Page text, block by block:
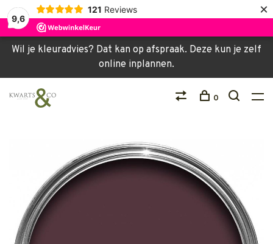
9,6
121 Reviews ×
Wil je kleuradvies? Dat kan op afspraak. Deze kun je zelf
online inplannen.
0